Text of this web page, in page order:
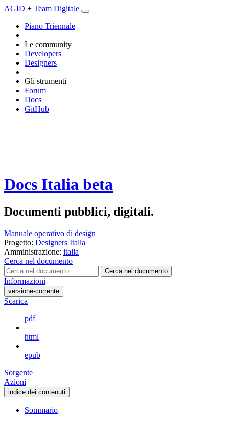
AGID + Team Digitale
Piano Triennale
Le community
Developers
Designers
Gli strumenti
Forum
Docs
GitHub
Docs Italia beta
Documenti pubblici, digitali.
Manuale operativo di design
Progetto: Designers Italia
Amministrazione: italia
Cerca nel documento
Cerca nel documento
Informazioni
versione-corrente
Scarica
pdf
html
epub
Sorgente
Azioni
indice dei contenuti
Sommario